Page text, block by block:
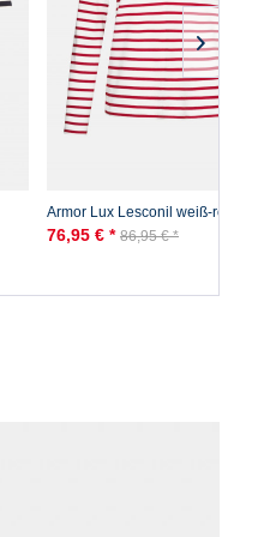
Armor Lux Lesconil weiß-rot
Streifenshirt
76,95 € * 86,95 € *